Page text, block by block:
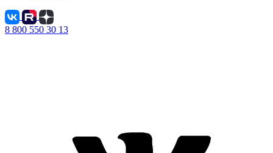
8 800 550 30 13